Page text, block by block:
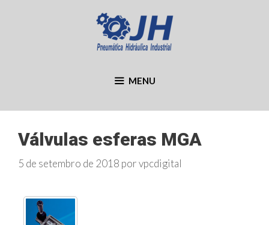
MENU
Válvulas esferas MGA
5 de setembro de 2018 porvpcdigital